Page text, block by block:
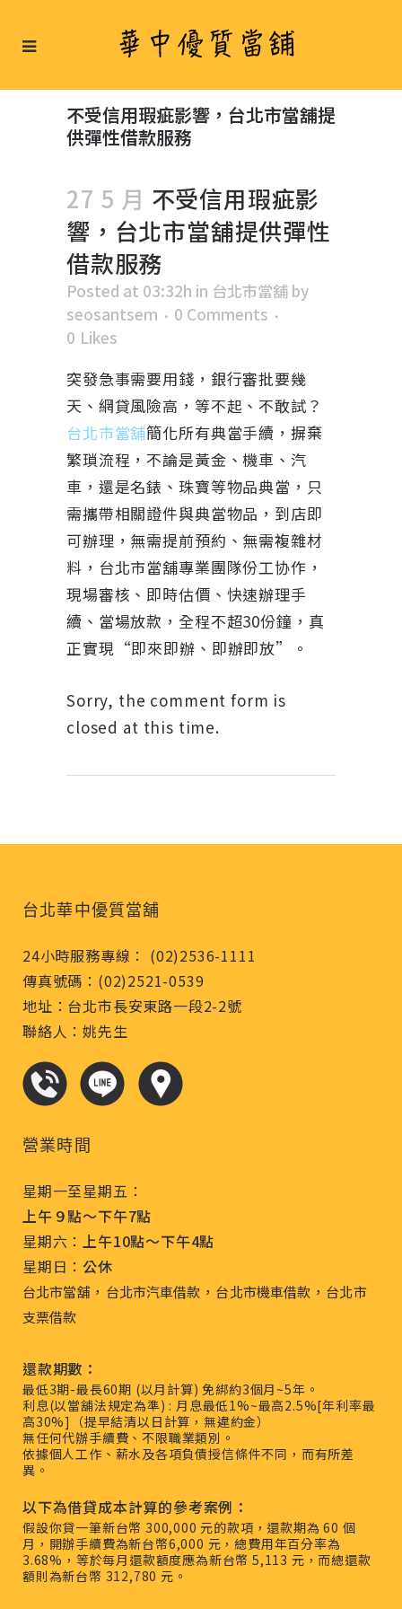
不受信用瑕疵影響，台北市當舖提
供彈性借款服務
27 5 月 不受信用瑕疵影
響，台北市當舖提供彈性
借款服務
Posted at 03:32h in 台北市當舖 by
seosantsem
0 Comments
0 Likes
突發急事需要用錢，銀行審批要幾
天、網貸風險高，等不起、不敢試？
台北市當舖簡化所有典當手續，摒棄
繁瑣流程，不論是黃金、機車、汽
車，還是名錶、珠寶等物品典當，只
需攜帶相關證件與典當物品，到店即
可辦理，無需提前預約、無需複雜材
料，台北市當舖專業團隊份工协作，
現場審核、即時估價、快速辦理手
續、當場放款，全程不超30份鐘，真
正實現“即來即辦、即辦即放”。
Sorry, the comment form is
closed at this time.
台北華中優質當舖
24小時服務專線： (02)2536-1111
傳真號碼：(02)2521-0539
地址：台北市長安東路一段2-2號
聯絡人：姚先生
營業時間
星期一至星期五：
上午９點～下午7點
星期六：上午10點～下午4點
星期日： 公休
台北市當舖， 台北市汽車借款 ， 台北市機車借款 ， 台北市
支票借款
還款期數：
最低3期-最長60期 (以月計算) 免綁約3個月~5年。
利息(以當舖法規定為準) : 月息最低1%~最高2.5%[年利率最
高30%]（提早結清以日計算，無違約金）
無任何代辦手續費、不限職業類別。
依據個人工作、薪水及各項負債授信條件不同，而有所差
異。
以下為借貸成本計算的參考案例：
假設你貸一筆新台幣 300,000 元的款項，還款期為 60 個
月，開辦手續費為新台幣6,000 元，總費用年百分率為
3.68%，等於每月還款額度應為新台幣 5,113 元，而總還款
額則為新台幣 312,780 元。